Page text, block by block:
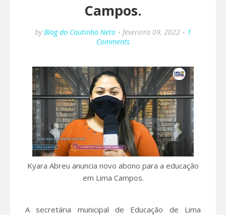
Campos.
by Blog do Coutinho Neto fevereiro 09, 2022
1
Comments
Kyara Abreu anuncia novo abono para a educação
em Lima Campos.
A secretária municipal de Educação de Lima